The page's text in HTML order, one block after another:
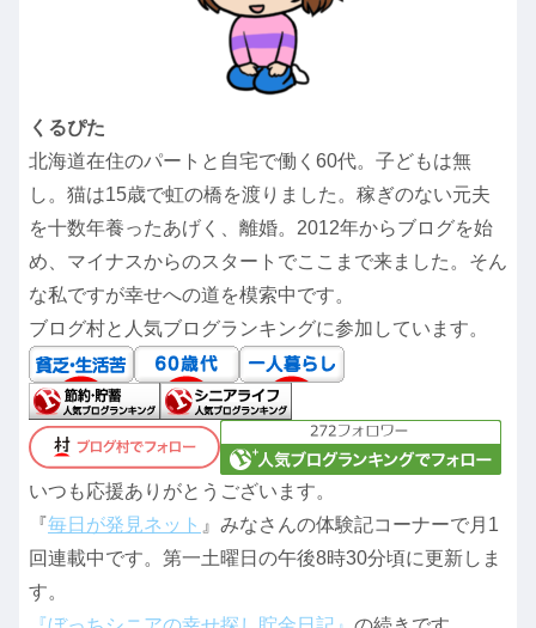
くるぴた
北海道在住のパートと自宅で働く60代。子どもは無
し。猫は15歳で虹の橋を渡りました。稼ぎのない元夫
を十数年養ったあげく、離婚。2012年からブログを始
め、マイナスからのスタートでここまで来ました。そん
な私ですが幸せへの道を模索中です。
ブログ村と人気ブログランキングに参加しています。
いつも応援ありがとうございます。
『毎日が発見ネット 』みなさんの体験記コーナーで月1
回連載中です。第一土曜日の午後8時30分頃に更新しま
す。